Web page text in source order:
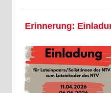
Erinnerung: